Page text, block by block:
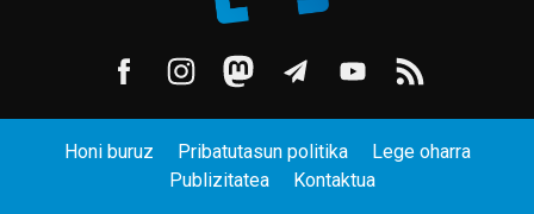
Honi buruz Pribatutasun politika
Lege oharra
Publizitatea
Kontaktua